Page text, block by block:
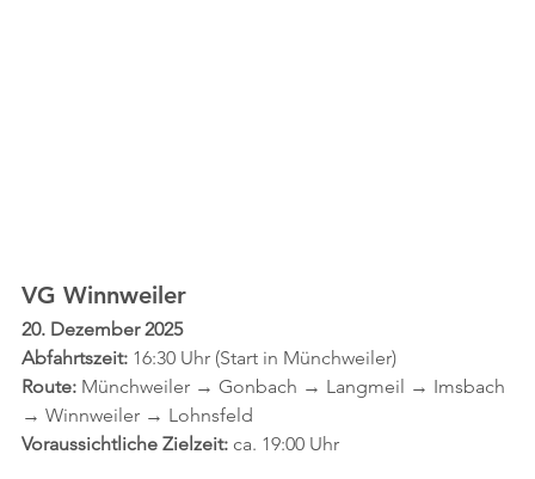
VG Winnweiler
20. Dezember 2025
Abfahrtszeit: 16:30 Uhr (Start in Münchweiler)
Route: Münchweiler → Gonbach → Langmeil → Imsbach
→ Winnweiler → Lohnsfeld
Voraussichtliche Zielzeit: ca. 19:00 Uhr